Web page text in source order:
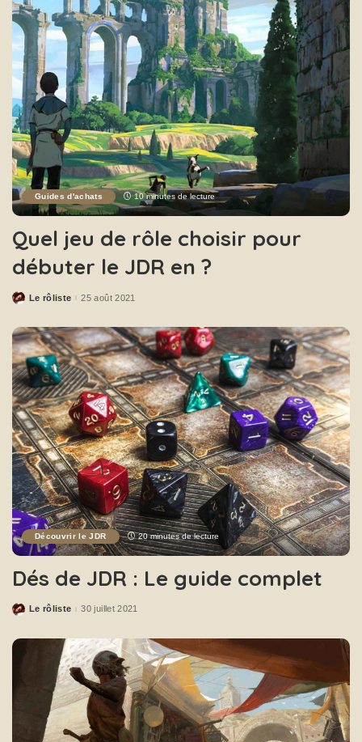
Guides d'achats 10 minutes de lecture
Quel jeu de rôle choisir pour
débuter le JDR en ?
Le rôliste 25 août 2021
Découvrir le JDR 20 minutes de lecture
Dés de JDR : Le guide complet
Le rôliste 30 juillet 2021